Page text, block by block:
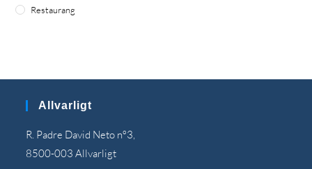
Restaurang
Allvarligt
R. Padre David Neto nº3,
8500-003 Allvarligt